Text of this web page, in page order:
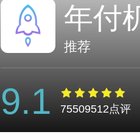
闪连
推荐
9.1 75509512点评